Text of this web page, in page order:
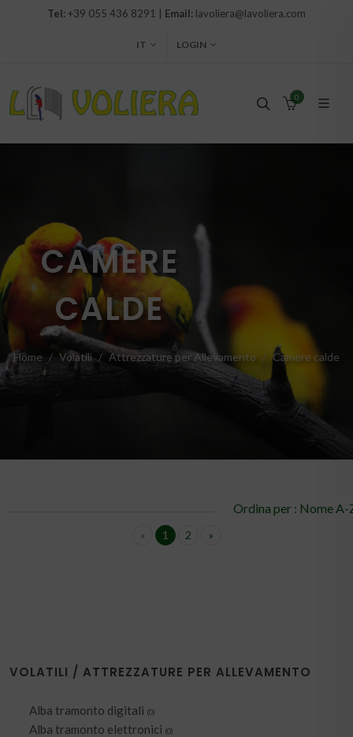
Tel:+39 055 436 8291 | Email: lavoliera@lavoliera.com
IT LOGIN
0
CAMERE
CALDE
Home Volatili Attrezzature per Allevamento Camere calde
Ordina per : Nome
« 1 2 »
VOLATILI / ATTREZZATURE PER ALLEVAMENTO
Alba tramonto digitali (0)
Alba tramonto elettronici (0)